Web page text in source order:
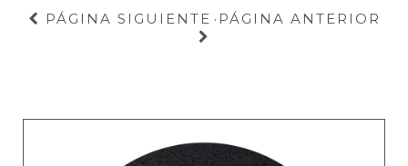
PÁGINA SIGUIENTE · PÁGINA ANTERIOR